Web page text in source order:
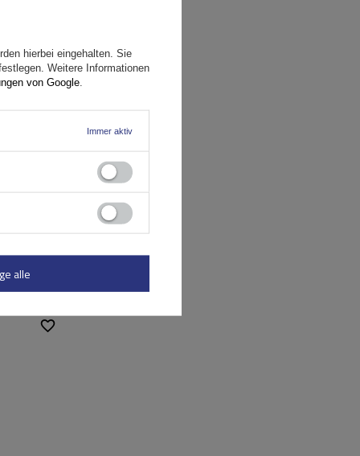
hierbei eingehalten. Sie
Weitere Informationen
von Google
Immer aktiv
alle